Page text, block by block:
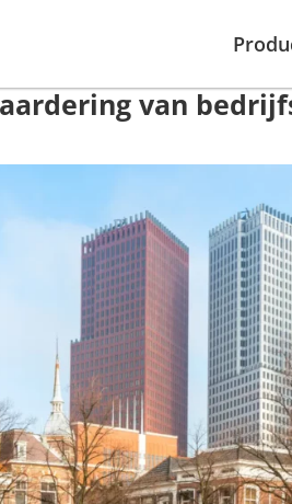
van